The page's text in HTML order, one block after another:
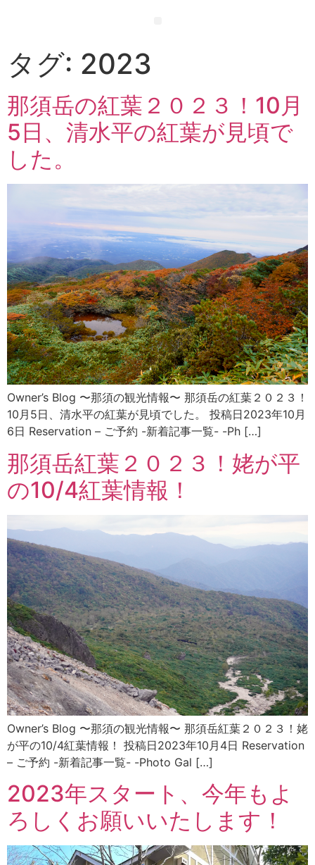
タグ: 2023
那須岳の紅葉２０２３！10月
5日、清水平の紅葉が見頃で
した。
Owner’s Blog 〜那須の観光情報〜 那須岳の紅葉２０２３！
10月5日、清水平の紅葉が見頃でした。 投稿日2023年10月
6日 Reservation – ご予約 -新着記事一覧- -Ph […]
那須岳紅葉２０２３！姥が平
の10/4紅葉情報！
Owner’s Blog 〜那須の観光情報〜 那須岳紅葉２０２３！姥
が平の10/4紅葉情報！ 投稿日2023年10月4日 Reservation
– ご予約 -新着記事一覧- -Photo Gal […]
2023年スタート、今年もよ
ろしくお願いいたします！